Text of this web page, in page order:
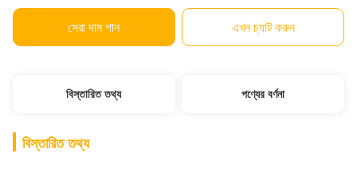
সেরা দাম পান এখন চ্যাট করুন
বিস্তারিত তথ্য পণ্যের বর্ণনা
বিস্তারিত তথ্য